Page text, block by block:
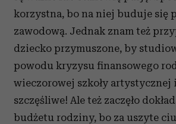
korzystna, bo na niej buduje się
zawodową. Jednak znam też
dziecko przymuszone, by
powodu kryzysu finansowego
wieczorowej szkoły artystycznej
szczęśliwe! Ale też zaczęło
budżetu rodziny, bo za uszyte